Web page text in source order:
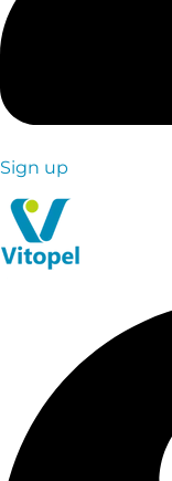
Sign up